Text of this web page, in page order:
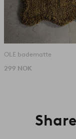
OLE badematte
299 NOK